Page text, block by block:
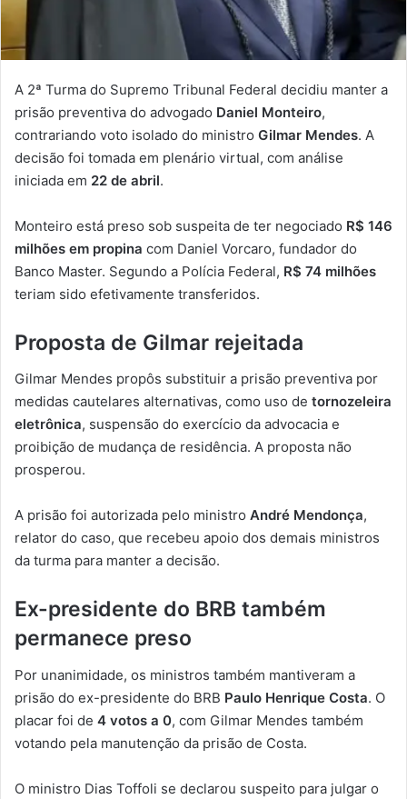
A 2ª Turma do Supremo Tribunal Federal decidiu manter a
prisão preventiva do advogado Daniel Monteiro,
contrariando voto isolado do ministro Gilmar Mendes. A
decisão foi tomada em plenário virtual, com análise
iniciada em 22 de abril.
Monteiro está preso sob suspeita de ter negociado R$ 146
milhões em propina com Daniel Vorcaro, fundador do
Banco Master. Segundo a Polícia Federal, R$ 74 milhões
teriam sido efetivamente transferidos.
Proposta de Gilmar rejeitada
Gilmar Mendes propôs substituir a prisão preventiva por
medidas cautelares alternativas, como uso de tornozeleira
eletrônica, suspensão do exercício da advocacia e
proibição de mudança de residência. A proposta não
prosperou.
A prisão foi autorizada pelo ministro André Mendonça,
relator do caso, que recebeu apoio dos demais ministros
da turma para manter a decisão.
Ex-presidente do BRB também
permanece preso
Por unanimidade, os ministros também mantiveram a
prisão do ex-presidente do BRB Paulo Henrique Costa. O
placar foi de 4 votos a 0, com Gilmar Mendes também
votando pela manutenção da prisão de Costa.
O ministro Dias Toffoli se declarou suspeito para julgar o